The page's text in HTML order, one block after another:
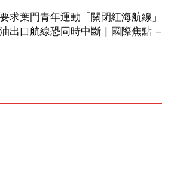
求葉門青年運動「關閉紅海航線」
出口航線恐同時中斷 | 國際焦點 –